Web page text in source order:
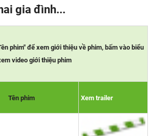
gia đình...
phim" để xem giới thiệu về phim, bấm vào biểu
video giới thiệu phim
Tên phim Xem trailer